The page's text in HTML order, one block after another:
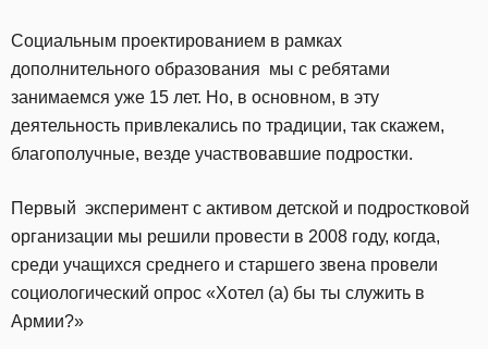
Социальным проектированием в рамках
дополнительного образования мы с ребятами
занимаемся уже 15 лет. Но, в основном, в эту
деятельность привлекались по традиции, так скажем,
благополучные, везде участвовавшие подростки.
Первый эксперимент с активом детской и подростковой
организации мы решили провести в 2008 году, когда,
среди учащихся среднего и старшего звена провели
социологический опрос «Хотел (а) бы ты служить в
Армии?»